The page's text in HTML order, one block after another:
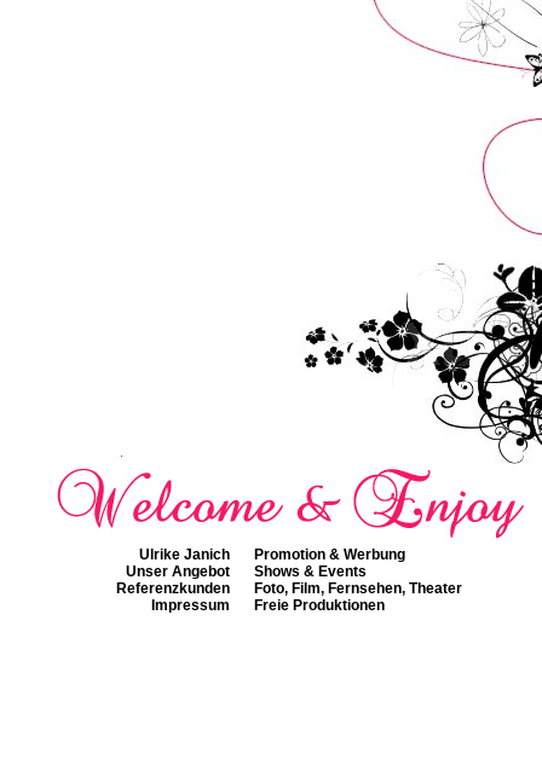
Ulrike Janich
Unser Angebot
Referenzkunden
Impressum
Promotion & Werbung
Shows & Events
Foto, Film, Fernsehen, Theater
Freie Produktionen